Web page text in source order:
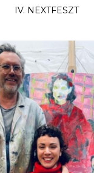
IV. NEXTFESZT